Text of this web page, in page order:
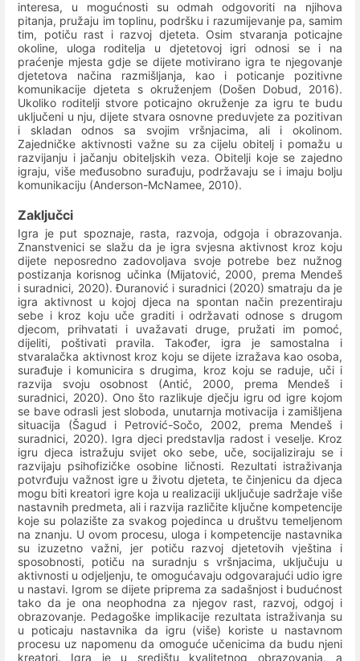
interesa, u mogućnosti su odmah odgovoriti na njihova
pitanja, pružaju im toplinu, podršku i razumijevanje pa, samim
tim, potiču rast i razvoj djeteta. Osim stvaranja poticajne
okoline, uloga roditelja u djetetovoj igri odnosi se i na
praćenje mjesta gdje se dijete motivirano igra te njegovanje
djetetova načina razmišljanja, kao i poticanje pozitivne
komunikacije djeteta s okruženjem (Došen Dobud, 2016).
Ukoliko roditelji stvore poticajno okruženje za igru te budu
uključeni u nju, dijete stvara osnovne preduvjete za pozitivan
i skladan odnos sa svojim vršnjacima, ali i okolinom.
Zajedničke aktivnosti važne su za cijelu obitelj i pomažu u
razvijanju i jačanju obiteljskih veza. Obitelji koje se zajedno
igraju, više međusobno surađuju, podržavaju se i imaju bolju
komunikaciju (Anderson-McNamee, 2010).
Zaključci
Igra je put spoznaje, rasta, razvoja, odgoja i obrazovanja.
Znanstvenici se slažu da je igra svjesna aktivnost kroz koju
dijete neposredno zadovoljava svoje potrebe bez nužnog
postizanja korisnog učinka (Mijatović, 2000, prema Mendeš
i suradnici, 2020). Đuranović i suradnici (2020) smatraju da je
igra aktivnost u kojoj djeca na spontan način prezentiraju
sebe i kroz koju uče graditi i održavati odnose s drugom
djecom, prihvatati i uvažavati druge, pružati im pomoć,
dijeliti, poštivati pravila. Također, igra je samostalna i
stvaralačka aktivnost kroz koju se dijete izražava kao osoba,
surađuje i komunicira s drugima, kroz koju se raduje, uči i
razvija svoju osobnost (Antić, 2000, prema Mendeš i
suradnici, 2020). Ono što razlikuje dječju igru od igre kojom
se bave odrasli jest sloboda, unutarnja motivacija i zamišljena
situacija (Šagud i Petrović-Sočo, 2002, prema Mendeš i
suradnici, 2020). Igra djeci predstavlja radost i veselje. Kroz
igru djeca istražuju svijet oko sebe, uče, socijaliziraju se i
razvijaju psihofizičke osobine ličnosti. Rezultati istraživanja
potvrđuju važnost igre u životu djeteta, te činjenicu da djeca
mogu biti kreatori igre koja u realizaciji uključuje sadržajeviše
nastavnih predmeta, ali i razvija različite ključne kompetencije
koje su polazište za svakog pojedinca u društvu temeljenom
na znanju. U ovom procesu, uloga i kompetencije nastavnika
su izuzetno važni, jer potiču razvoj djetetovih vještina i
sposobnosti, potiču na suradnju s vršnjacima, uključuju u
aktivnosti u odjeljenju, te omogućavaju odgovarajući udio igre
u nastavi. Igrom se dijete priprema za sadašnjost i budućnost
tako da je ona neophodna za njegov rast, razvoj, odgoj i
obrazovanje. Pedagoške implikacije rezultata istraživanja su
u poticaju nastavnika da igru (više) koriste u nastavnom
procesu uz napomenu da omoguće učenicima da budu njeni
kreatori. Igra je u središtu kvalitetnog obrazovanja, a